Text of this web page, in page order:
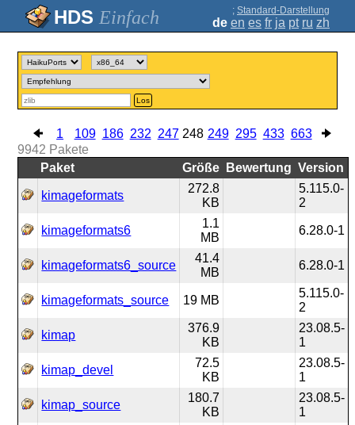
Einfach ; Standard-Darstellung
de en es fr ja pt ru zh
Los
1 109 186 232 247 248 249 295 433 663
9942 Pakete
Paket
Größe Bewertung Version
kimageformats
272.8
KB
5.115.0-
2
kimageformats6
1.1
MB
6.28.0-1
kimageformats6_source
41.4
MB
6.28.0-1
kimageformats_source 19 MB
5.115.0-
2
kimap
376.9
KB
23.08.5-
1
kimap_devel
72.5
KB
23.08.5-
1
kimap_source
180.7
KB
23.08.5-
1